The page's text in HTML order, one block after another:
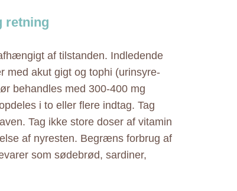
retning
af tilstanden. Indledende
med akut gigt og tophi (urinsyre-
behandles med 300-400 mg
i to eller flere indtag. Tag
Tag ikke store doser af vitamin
af nyresten. Begræns forbrug af
som sødebrød, sardiner,